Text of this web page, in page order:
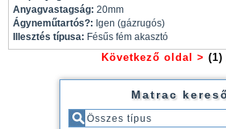
Anyagvastagság: 20mm
Ágyneműtartós?: Igen (gázrugós)
Illesztés típusa: Fésűs fém akasztó
Következő oldal > (1)
Matrac